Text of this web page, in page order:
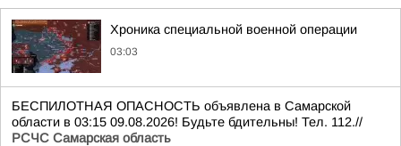
Хроника специальной военной операции
03:03
БЕСПИЛОТНАЯ ОПАСНОСТЬ объявлена в Самарской
области в 03:15 09.08.2026! Будьте бдительны! Тел. 112.//
РСЧС Самарская область